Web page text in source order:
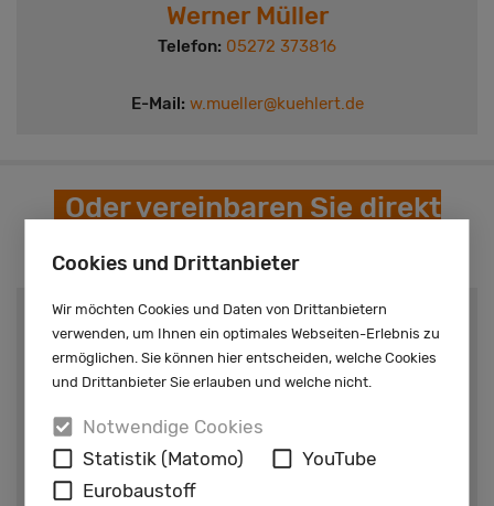
Cookies und Drittanbieter
Wir möchten Cookies und Daten von Drittanbietern
verwenden, um Ihnen ein optimales Webseiten-Erlebnis zu
ermöglichen. Sie können hier entscheiden, welche Cookies
und Drittanbieter Sie erlauben und welche nicht.
Notwendige Cookies
Statistik (Matomo)
YouTube
Eurobaustoff
Werner Müller
Telefon: 05272 373816
E-Mail: w.mueller@kuehlert.de
Oder vereinbaren Sie direkt
Standort
Borgentreich